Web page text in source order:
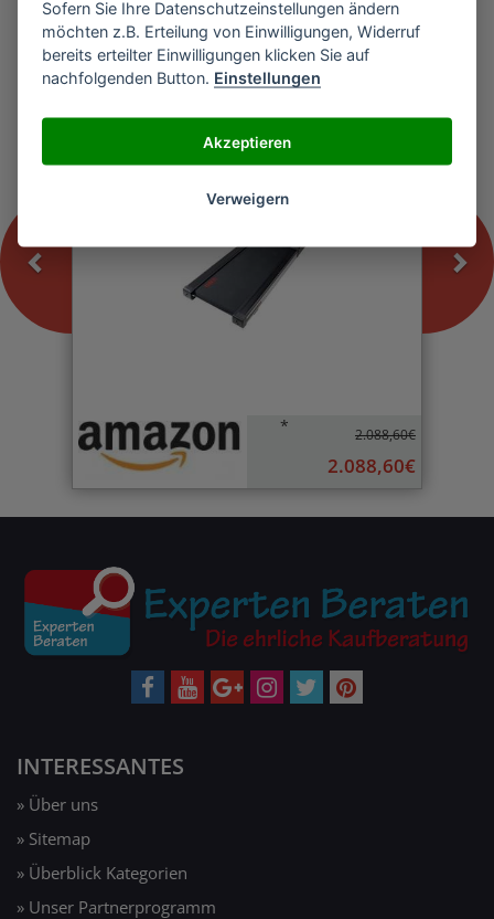
U.N.O. Fitness LTX 5 PRO Laufband
* 2.088,60€
2.088,60€
Previous
INTERESSANTES
» Über uns
» Sitemap
» Überblick Kategorien
» Unser Partnerprogramm
Sofern Sie Ihre Datenschutzeinstellungen ändern
möchten z.B. Erteilung von Einwilligungen, Widerruf
bereits erteilter Einwilligungen klicken Sie auf
nachfolgenden Button. Einstellungen
Akzeptieren
Verweigern